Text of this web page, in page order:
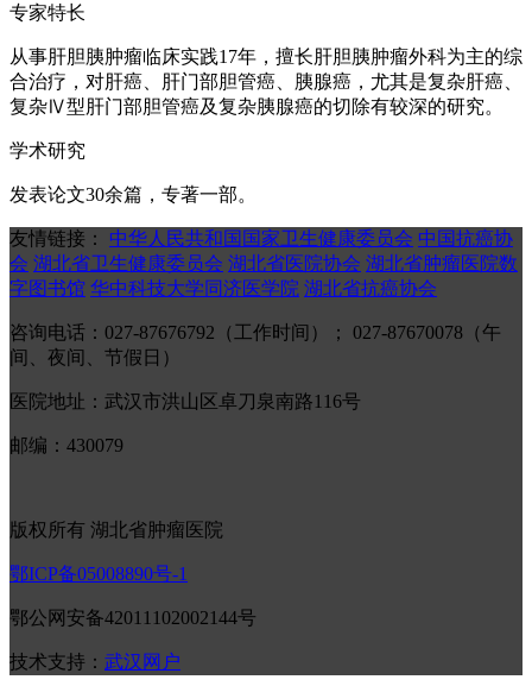
专家特长
从事肝胆胰肿瘤临床实践17年，擅长肝胆胰肿瘤外科为主的综
合治疗，对肝癌、肝门部胆管癌、胰腺癌，尤其是复杂肝癌、
复杂Ⅳ型肝门部胆管癌及复杂胰腺癌的切除有较深的研究。
学术研究
发表论文30余篇，专著一部。
友情链接： 中华人民共和国国家卫生健康委员会 中国抗癌协
会 湖北省卫生健康委员会 湖北省医院协会 湖北省肿瘤医院数
字图书馆 华中科技大学同济医学院 湖北省抗癌协会
咨询电话：027-87676792（工作时间）； 027-87670078（午
间、夜间、节假日）
医院地址：武汉市洪山区卓刀泉南路116号
邮编：430079
版权所有 湖北省肿瘤医院
鄂ICP备05008890号-1
鄂公网安备42011102002144号
技术支持： 武汉网户